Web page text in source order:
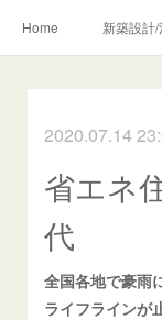
Home 新築設計
Profile/作品について
メディア・講師・執筆
2020.07.14
省エネ
代
全国各地で豪雨
ライフラインが